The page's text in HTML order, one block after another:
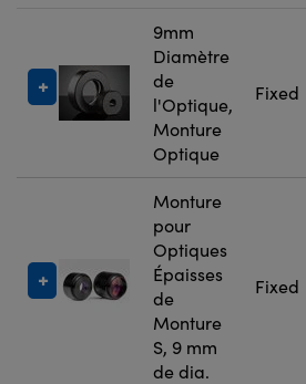
9mm
Diamètre
de
l'Optique,
Monture
Optique
Fixed
Monture
pour
Optiques
Épaisses
de
Monture
S, 9 mm
de dia.
Fixed